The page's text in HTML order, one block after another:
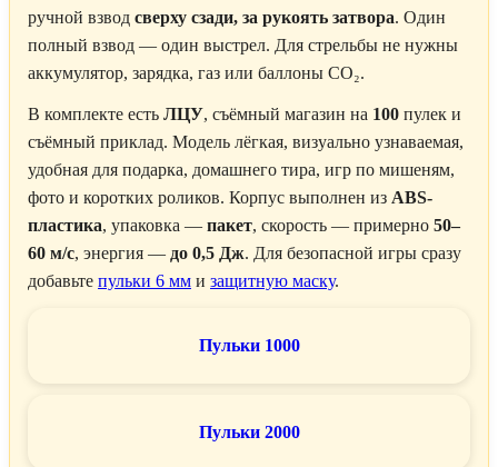
ручной взвод сверху сзади, за рукоять затвора. Один
полный взвод — один выстрел. Для стрельбы не нужны
аккумулятор, зарядка, газ или баллоны CO₂.
В комплекте есть ЛЦУ, съёмный магазин на 100 пулек и
съёмный приклад. Модель лёгкая, визуально узнаваемая,
удобная для подарка, домашнего тира, игр по мишеням,
фото и коротких роликов. Корпус выполнен из ABS-
пластика, упаковка — пакет, скорость — примерно 50–
60 м/с, энергия — до 0,5 Дж. Для безопасной игры сразу
добавьте пульки 6 мм и защитную маску.
Пульки 1000
Пульки 2000